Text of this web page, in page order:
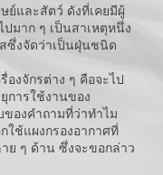
ละสัตว์ ดังที่เคยมีผู้
มาก ๆ เป็นสาเหตุหนึ่ง
ซึ่งจัดว่าเป็นฝุ่นชนิด
จักรต่าง ๆ คือจะไป
การใช้งานของ
องคำถามที่ว่าทำไม
ใช้แผงกรองอากาศที่
ย ๆ ด้าน ซึ่งจะขอกล่าว